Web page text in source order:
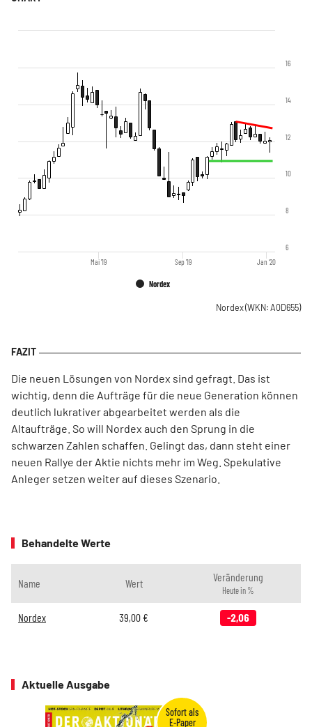
Nordex
Jan '20
Mai '19 Sep '19
6
8
10
12
14
16
Nordex(WKN: A0D655)
Die neuen Lösungen von Nordex sind gefragt. Das ist
wichtig, denn die Aufträge für die neue Generation können
deutlich lukrativer abgearbeitet werden als die
Altaufträge. So will Nordex auch den Sprung in die
schwarzen Zahlen schaffen. Gelingt das, dann steht einer
neuen Rallye der Aktie nichts mehr im Weg. Spekulative
Anleger setzen weiter auf dieses Szenario.
Behandelte Werte
Name Wert Veränderung
Heute in %
Nordex 39,00 € -2,06
Aktuelle Ausgabe